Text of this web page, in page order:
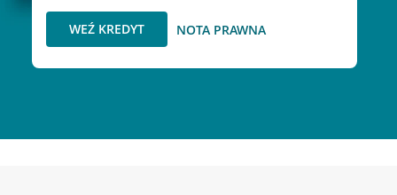
WEŹ KREDYT NOTA PRAWNA